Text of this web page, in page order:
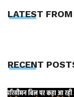
LATEST FROM
RECENT